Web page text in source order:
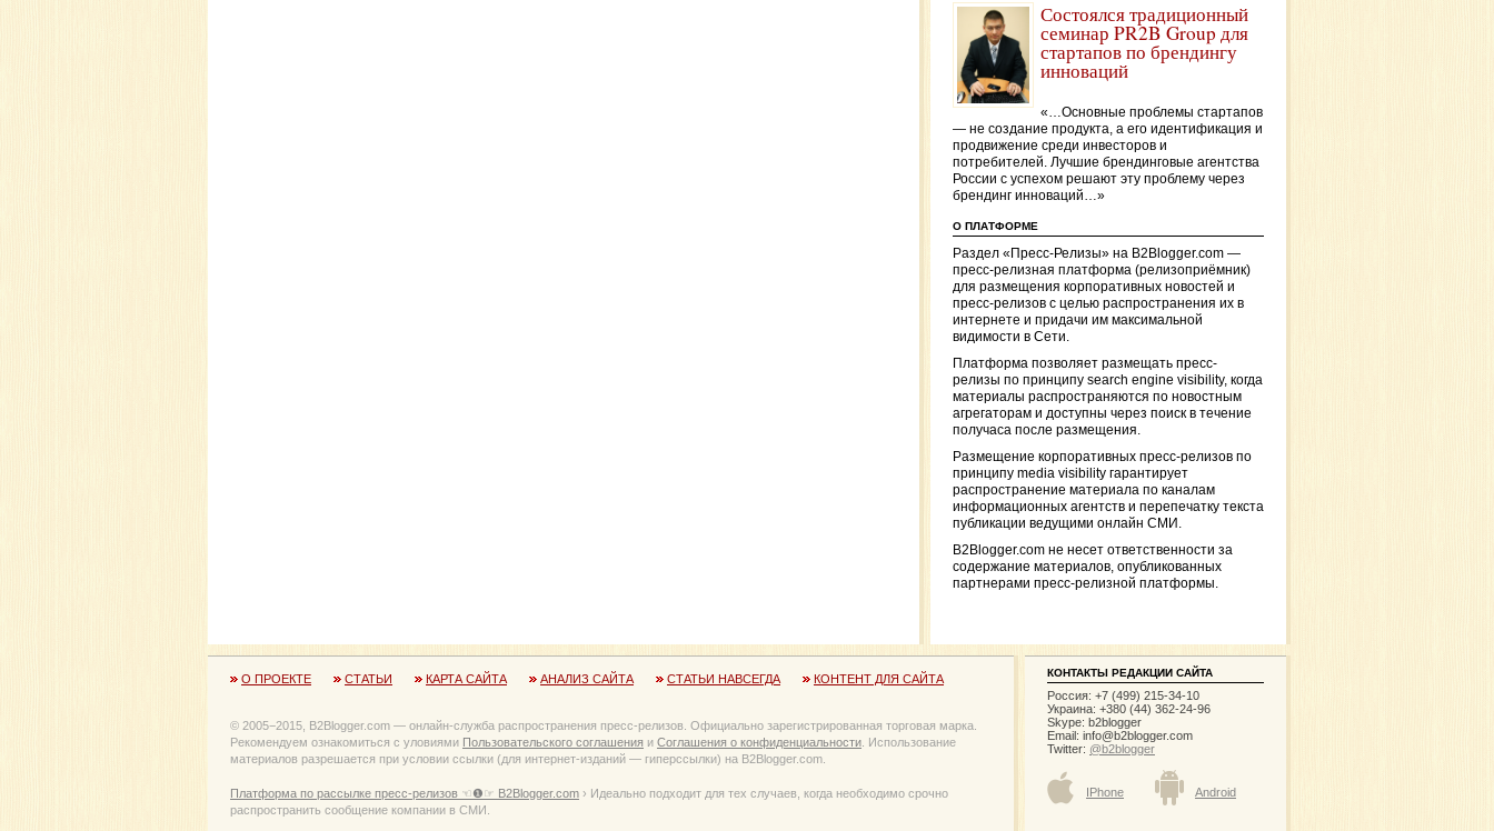
Состоялся традиционный
семинар PR2B Group для
стартапов по брендингу
инноваций
«…Основные проблемы стартапов
— не создание продукта, а его идентификация и
продвижение среди инвесторов и
потребителей. Лучшие брендинговые агентства
России с успехом решают эту проблему через
брендинг инноваций…»
О ПЛАТФОРМЕ
Раздел «Пресс-Релизы» на B2Blogger.com —
пресс-релизная платформа (релизоприёмник)
для размещения корпоративных новостей и
пресс-релизов с целью распространения их в
интернете и придачи им максимальной
видимости в Сети.
Платформа позволяет размещать пресс-
релизы по принципу search engine visibility, когда
материалы распространяются по новостным
агрегаторам и доступны через поиск в течение
получаса после размещения.
Размещение корпоративных пресс-релизов по
принципу media visibility гарантирует
распространение материала по каналам
информационных агентств и перепечатку текста
публикации ведущими онлайн СМИ.
B2Blogger.com не несет ответственности за
содержание материалов, опубликованных
партнерами пресс-релизной платформы.
О ПРОЕКТЕ СТАТЬИ КАРТА САЙТА АНАЛИЗ САЙТА СТАТЬИ НАВСЕГДА КОНТЕНТ ДЛЯ САЙТА
© 2005−2015, B2Blogger.com — онлайн-служба распространения пресс-релизов. Официально зарегистрированная торговая марка.
Рекомендуем ознакомиться с уловиями Пользовательского соглашения и Соглашения о конфиденциальности . Использование
материалов разрешается при условии ссылки (для интернет-изданий — гиперссылки) на B2Blogger.com.
Платформа по рассылке пресс-релизов ☜❶☞ B2Blogger.com › Идеально подходит для тех случаев, когда необходимо срочно
распространить сообщение компании в СМИ.
КОНТАКТЫ РЕДАКЦИИ САЙТА
Россия: +7 (499) 215-34-10
Украина: +380 (44) 362-24-96
Skype: b2blogger
Email: info@b2blogger.com
Twitter: @b2blogger
IPhone Android